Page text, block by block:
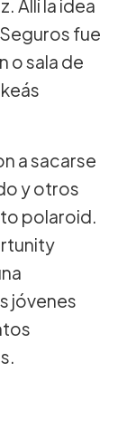
Allí la idea
fue
o sala de
a sacarse
y otros
polaroid.
jóvenes